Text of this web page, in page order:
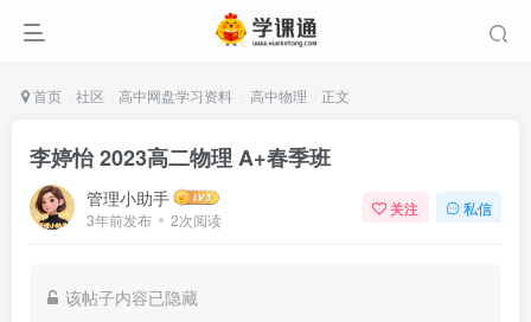
首页 社区 高中网盘学习资料 高中物理 正文
李婷怡 2023高二物理 A+春季班
管理小助手
3年前发布 2次阅读
关注 私信
该帖子内容已隐藏